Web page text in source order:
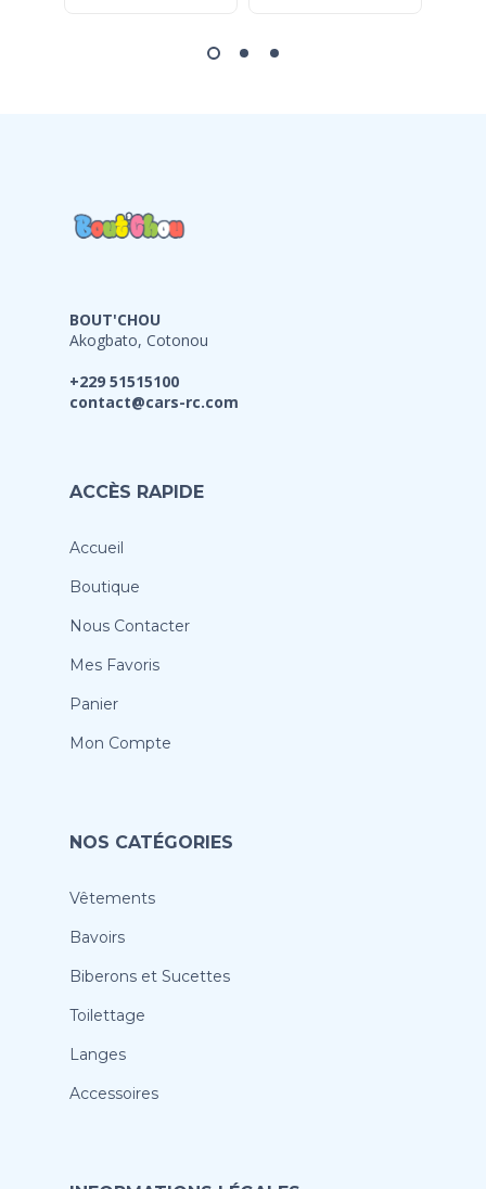
BOUT'CHOU
Akogbato, Cotonou
+229 51515100
contact@cars-rc.com
ACCÈS RAPIDE
Accueil
Boutique
Nous Contacter
Mes Favoris
Panier
Mon Compte
NOS CATÉGORIES
Vêtements
Bavoirs
Biberons et Sucettes
Toilettage
Langes
Accessoires